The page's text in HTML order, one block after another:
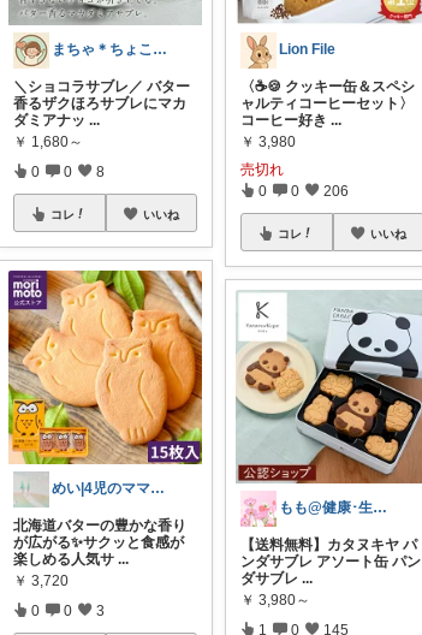
まちゃ＊ちょこっとご褒美スイーツ×暮らし
＼ショコラサブレ／ バター
香るザクほろサブレにマカ
ダミアナッ ...
￥ 1,680～
0 0 8
コレ いいね
めい|4児のママおすすめ
北海道バターの豊かな香り
が広がる✨サクッと食感が
楽しめる人気サ ...
￥ 3,720
0 0 3
Lion File
〈☕🍪 クッキー缶＆スペシ
ャルティコーヒーセット〉
コーヒー好き ...
￥ 3,980
売切れ
0 0 206
コレ いいね
もも@健康･生活🌸
【送料無料】カタヌキヤ パ
ンダサブレ アソート缶 パン
ダサブレ ...
￥ 3,980～
1 0 145